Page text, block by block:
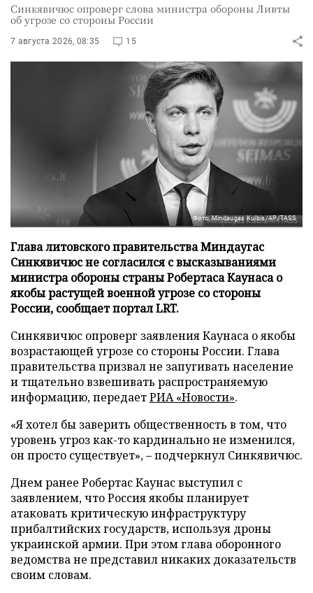
Синкявичюс опроверг слова министра обороны Ливты
об угрозе со стороны России
7 августа 2026, 08:35 15
Фото: Mindaugas Kulbis/AP/TASS
Глава литовского правительства Миндаугас
Синкявичюс не согласился с высказываниями
министра обороны страны Робертаса Каунаса о
якобы растущей военной угрозе со стороны
России, сообщает портал LRT.
Синкявичюс опроверг заявления Каунаса о якобы
возрастающей угрозе со стороны России. Глава
правительства призвал не запугивать население
и тщательно взвешивать распространяемую
информацию, передаетРИА «Новости».
«Я хотел бы заверить общественность в том, что
уровень угроз как-то кардинально не изменился,
он просто существует», – подчеркнул Синкявичюс.
Днем ранее Робертас Каунас выступил с
заявлением, что Россия якобы планирует
атаковать критическую инфраструктуру
прибалтийских государств, используя дроны
украинской армии. При этом глава оборонного
ведомства не представил никаких доказательств
своим словам.